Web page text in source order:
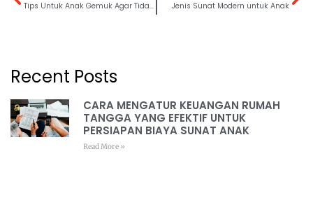
Tips Untuk Anak Gemuk Agar Tidak Berisiko Obesitas Ketika Remaja Jenis Sunat Modern untuk Anak
Recent Posts
CARA MENGATUR KEUANGAN RUMAH
TANGGA YANG EFEKTIF UNTUK
PERSIAPAN BIAYA SUNAT ANAK
Read More »